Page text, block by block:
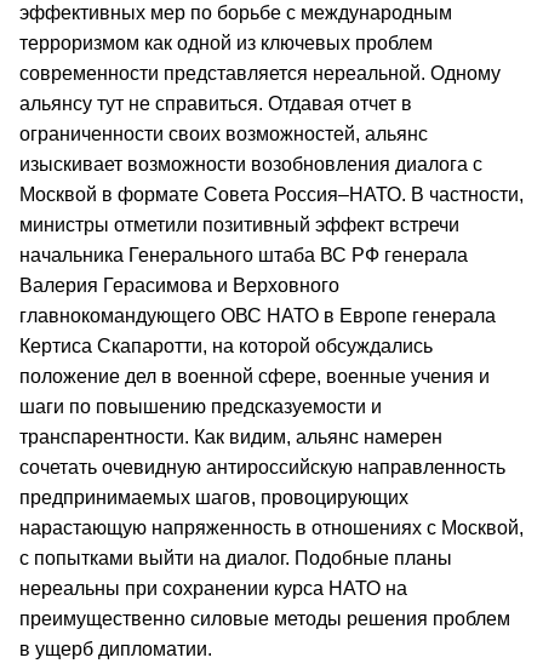
эффективных мер по борьбе с международным
терроризмом как одной из ключевых проблем
современности представляется нереальной. Одному
альянсу тут не справиться. Отдавая отчет в
ограниченности своих возможностей, альянс
изыскивает возможности возобновления диалога с
Москвой в формате Совета Россия–НАТО. В частности,
министры отметили позитивный эффект встречи
начальника Генерального штаба ВС РФ генерала
Валерия Герасимова и Верховного
главнокомандующего ОВС НАТО в Европе генерала
Кертиса Скапаротти, на которой обсуждались
положение дел в военной сфере, военные учения и
шаги по повышению предсказуемости и
транспарентности. Как видим, альянс намерен
сочетать очевидную антироссийскую направленность
предпринимаемых шагов, провоцирующих
нарастающую напряженность в отношениях с Москвой,
с попытками выйти на диалог. Подобные планы
нереальны при сохранении курса НАТО на
преимущественно силовые методы решения проблем
в ущерб дипломатии.